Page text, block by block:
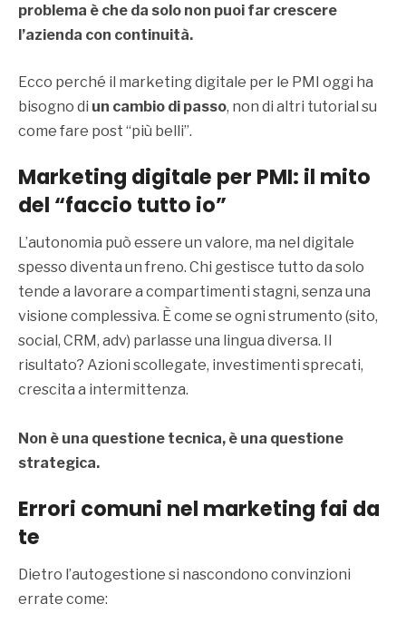
problema è che da solo non puoi far crescere
l’azienda con continuità.
Ecco perché il marketing digitale per le PMI oggi ha
bisogno di un cambio di passo, non di altri tutorial su
come fare post “più belli”.
Marketing digitale per PMI: il mito
del “faccio tutto io”
L’autonomia può essere un valore, ma nel digitale
spesso diventa un freno. Chi gestisce tutto da solo
tende a lavorare a compartimenti stagni, senza una
visione complessiva. È come se ogni strumento (sito,
social, CRM, adv) parlasse una lingua diversa. Il
risultato? Azioni scollegate, investimenti sprecati,
crescita a intermittenza.
Non è una questione tecnica, è una questione
strategica.
Errori comuni nel marketing fai da
te
Dietro l’autogestione si nascondono convinzioni
errate come: